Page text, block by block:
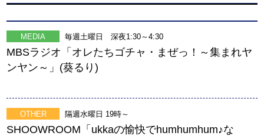
MEDIA 毎週土曜日 深夜1:30～4:30
MBSラジオ「オレたちゴチャ・まぜっ！～集まれヤ
ンヤン～」(葵るり)
OTHER 隔週水曜日 19時～
SHOOWROOM「ukkaの愉快でhumhumhum♪な